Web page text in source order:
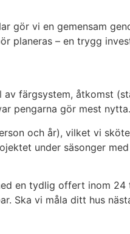
gör vi en gemensam
planeras – en trygg
färgsystem, åtkomst
pengarna gör mest nytta.
och år), vilket vi
under säsonger
en tydlig offert inom 24
Ska vi måla ditt hus